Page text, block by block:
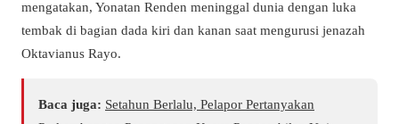
mengatakan, Yonatan Renden meninggal dunia dengan luka
tembak di bagian dada kiri dan kanan saat mengurusi jenazah
Oktavianus Rayo.
Baca juga: Setahun Berlalu, Pelapor Pertanyakan